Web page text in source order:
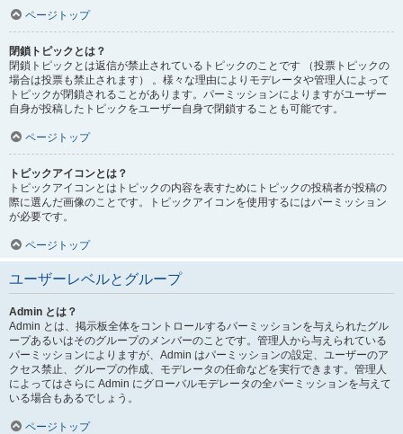
ページトップ
閉鎖トピックとは？
閉鎖トピックとは返信が禁止されているトピックのことです （投票トピックの
場合は投票も禁止されます） 。様々な理由によりモデレータや管理人によって
トピックが閉鎖されることがあります。パーミッションによりますがユーザー
自身が投稿したトピックをユーザー自身で閉鎖することも可能です。
ページトップ
トピックアイコンとは？
トピックアイコンとはトピックの内容を表すためにトピックの投稿者が投稿の
際に選んだ画像のことです。トピックアイコンを使用するにはパーミッション
が必要です。
ページトップ
ユーザーレベルとグループ
Admin とは？
Admin とは、掲示板全体をコントロールするパーミッションを与えられたグル
ープあるいはそのグループのメンバーのことです。管理人から与えられている
パーミッションによりますが、Admin はパーミッションの設定、ユーザーのア
クセス禁止、グループの作成、モデレータの任命などを実行できます。管理人
によってはさらに Admin にグローバルモデレータの全パーミッションを与えて
いる場合もあるでしょう。
ページトップ